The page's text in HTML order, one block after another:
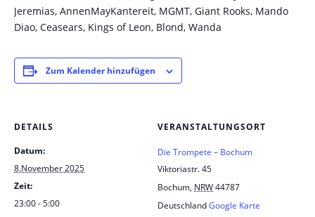
Jeremias, AnnenMayKantereit, MGMT, Giant Rooks, Mando
Diao, Ceasears, Kings of Leon, Blond, Wanda
Zum Kalender hinzufügen
DETAILS
Datum:
8.November 2025
Zeit:
23:00 - 5:00
VERANSTALTUNGSORT
Die Trompete – Bochum
Viktoriastr. 45
Bochum, NRW44787
DeutschlandGoogle Karte